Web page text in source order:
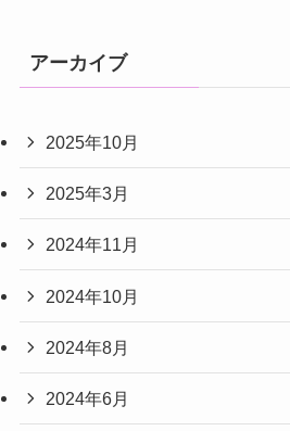
アーカイブ
2025年10月
2025年3月
2024年11月
2024年10月
2024年8月
2024年6月